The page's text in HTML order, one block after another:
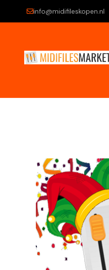
info@midifileskopen.nl